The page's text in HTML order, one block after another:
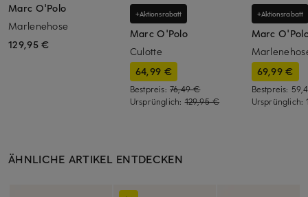
Marc O'Polo
Marlenehose
129,95 €
+Aktionsrabatt
Marc O'Polo
Culotte
64,99 €
Bestpreis: 76,49 €
Ursprünglich:129,95 €
+Aktionsrabatt
Marc
69,99 €
Bestpreis:
Ursprünglich:
ÄHNLICHE ARTIKEL ENTDECKEN